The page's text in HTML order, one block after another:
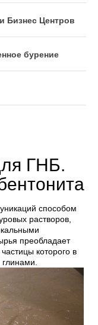
Бизнес Центров
бурение
ГНБ.
способом
растворов,
преобладает
которого в